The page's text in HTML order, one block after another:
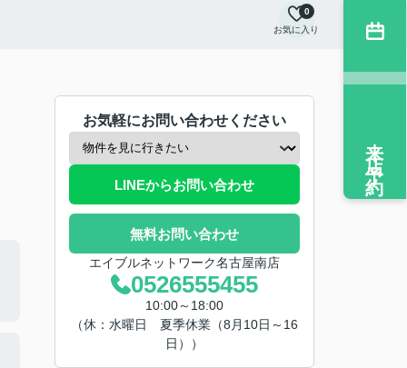
お気に入り
0
お気軽にお問い合わせください
LINEからお問い合わせ
無料お問い合わせ
エイブルネットワーク名古屋南店
0526555455
10:00～18:00
（休：水曜日 夏季休業（8月10日～16
日））
来店予約